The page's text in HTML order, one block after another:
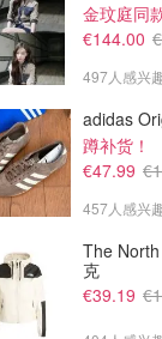
€144.00
497人感兴
蹲补货！
€47.99
457人感兴
The
克
€39.19